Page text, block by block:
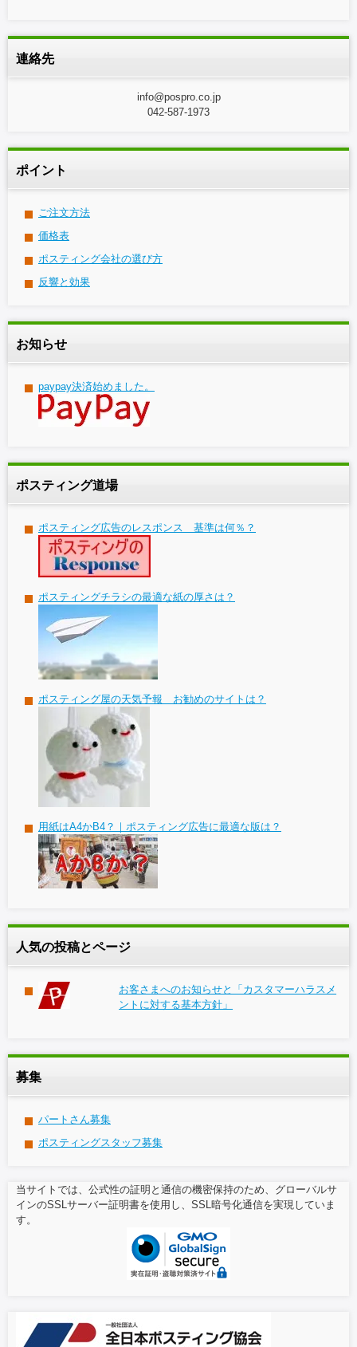
連絡先
info@pospro.co.jp
042-587-1973
ポイント
ご注文方法
価格表
ポスティング会社の選び方
反響と効果
お知らせ
paypay決済始めました。
ポスティング道場
ポスティング広告のレスポンス 基準は何％？
ポスティングチラシの最適な紙の厚さは？
ポスティング屋の天気予報 お勧めのサイトは？
用紙はA4かB4？｜ポスティング広告に最適な版は？
人気の投稿とページ
お客さまへのお知らせと「カスタマーハラスメ
ントに対する基本方針」
募集
パートさん募集
ポスティングスタッフ募集
当サイトでは、公式性の証明と通信の機密保持のため、グローバルサ
インのSSLサーバー証明書を使用し、SSL暗号化通信を実現していま
す。